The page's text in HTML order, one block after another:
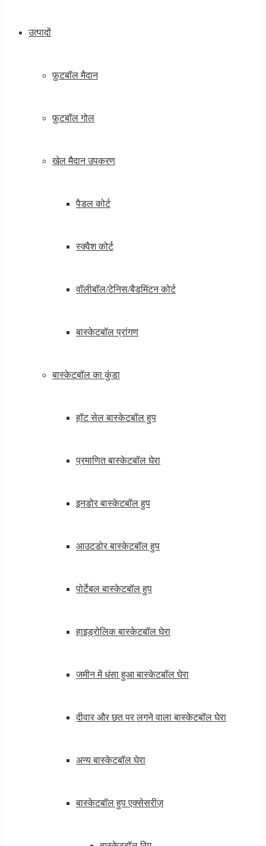
उत्पादों
फ़ुटबॉल मैदान
फ़ुटबॉल गोल
खेल मैदान उपकरण
पैडल कोर्ट
स्क्वैश कोर्ट
वॉलीबॉल/टेनिस/बैडमिंटन कोर्ट
बास्केटबॉल प्रांगण
बास्केटबॉल का कुंडा
हॉट सेल बास्केटबॉल हुप
प्रमाणित बास्केटबॉल घेरा
इनडोर बास्केटबॉल हुप
आउटडोर बास्केटबॉल हुप
पोर्टेबल बास्केटबॉल हुप
हाइड्रोलिक बास्केटबॉल घेरा
जमीन में धंसा हुआ बास्केटबॉल घेरा
दीवार और छत पर लगने वाला बास्केटबॉल घेरा
अन्य बास्केटबॉल घेरा
बास्केटबॉल हुप एक्सेसरीज़